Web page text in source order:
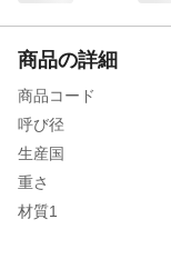
商品の詳細
商品コード
呼び径
生産国
重さ
材質1